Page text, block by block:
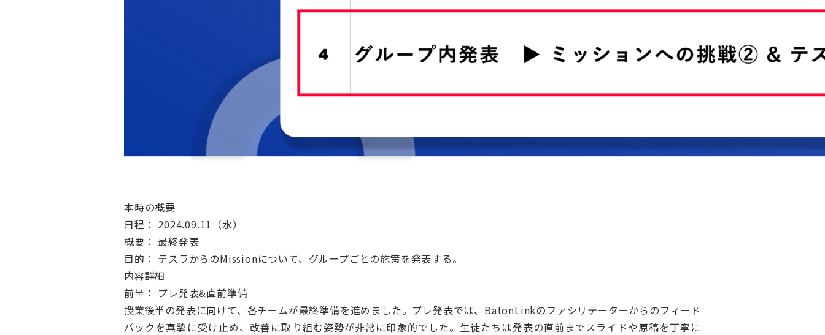
本時の概要
日程： 2024.09.11（水）
概要： 最終発表
目的： テスラからのMissionについて、グループごとの施策を発表する。
内容詳細
前半： プレ発表&直前準備
授業後半の発表に向けて、各チームが最終準備を進めました。プレ発表では、BatonLinkのファシリテーターからのフィード
バックを真摯に受け止め、改善に取り組む姿勢が非常に印象的でした。生徒たちは発表の直前までスライドや原稿を丁寧に